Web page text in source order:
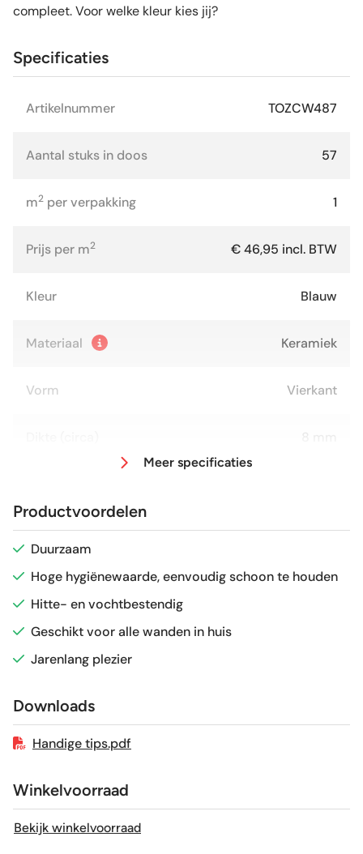
compleet. Voor welke kleur kies jij?
Specificaties
Artikelnummer TOZCW487
Aantal stuks in doos 57
m2 per verpakking 1
Prijs per m2 € 46,95 incl. BTW
Kleur Blauw
Materiaal Keramiek
Vorm Vierkant
Glans / Mat Glans
Gerectificeerd Nee
Vorstbestendig
Meer specificaties
Productvoordelen
Duurzaam
Hoge hygiënewaarde, eenvoudig schoon te houden
Hitte- en vochtbestendig
Geschikt voor alle wanden in huis
Jarenlang plezier
Downloads
Handige tips.pdf
Winkelvoorraad
Bekijk winkelvoorraad